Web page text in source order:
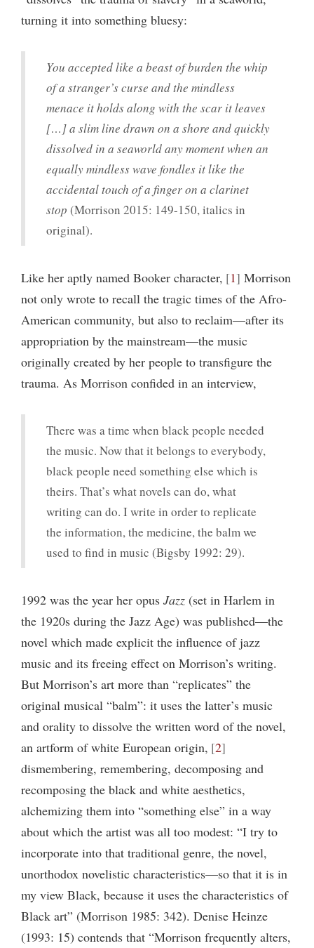
turning it into something bluesy:
You accepted like a beast of burden the whip
of a stranger’s curse and the mindless
menace it holds along with the scar it leaves
[…] a slim line drawn on a shore and quickly
dissolved in a seaworld any moment when an
equally mindless wave fondles it like the
accidental touch of a finger on a clarinet
stop (Morrison 2015: 149-150, italics in
original).
Like her aptly named Booker character, 1 Morrison
not only wrote to recall the tragic times of the Afro-
American community, but also to reclaim—after its
appropriation by the mainstream—the music
originally created by her people to transfigure the
trauma. As Morrison confided in an interview,
There was a time when black people needed
the music. Now that it belongs to everybody,
black people need something else which is
theirs. That’s what novels can do, what
writing can do. I write in order to replicate
the information, the medicine, the balm we
used to find in music (Bigsby 1992: 29).
1992 was the year her opus Jazz (set in Harlem in
the 1920s during the Jazz Age) was published—the
novel which made explicit the influence of jazz
music and its freeing effect on Morrison’s writing.
But Morrison’s art more than “replicates” the
original musical “balm”: it uses the latter’s music
and orality to dissolve the written word of the novel,
an artform of white European origin, 2
dismembering, remembering, decomposing and
recomposing the black and white aesthetics,
alchemizing them into “something else” in a way
about which the artist was all too modest: “I try to
incorporate into that traditional genre, the novel,
unorthodox novelistic characteristics—so that it is in
my view Black, because it uses the characteristics of
Black art” (Morrison 1985: 342). Denise Heinze
(1993: 15) contends that “Morrison frequently alters,